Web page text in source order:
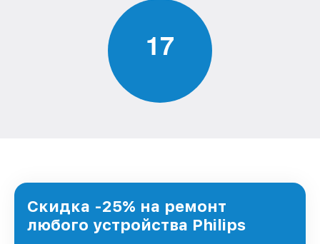
17
Скидка -25% на ремонт
любого устройства Philips